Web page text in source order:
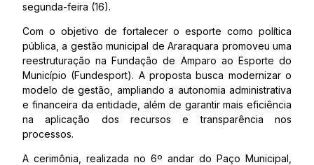
segunda-feira (16).
Com o objetivo de fortalecer o esporte como política
pública, a gestão municipal de Araraquara promoveu uma
reestruturação na Fundação de Amparo ao Esporte do
Município (Fundesport). A proposta busca modernizar o
modelo de gestão, ampliando a autonomia administrativa
e financeira da entidade, além de garantir mais eficiência
na aplicação dos recursos e transparência nos
processos.
A cerimônia, realizada no 6º andar do Paço Municipal,